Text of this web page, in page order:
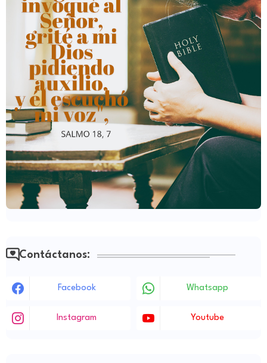
Contáctanos:
Facebook Whatsapp
Instagram Youtube